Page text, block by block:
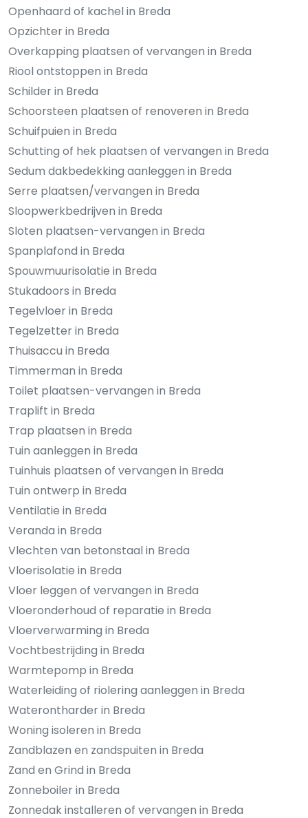
Openhaard of kachel in Breda
Opzichter in Breda
Overkapping plaatsen of vervangen in Breda
Riool ontstoppen in Breda
Schilder in Breda
Schoorsteen plaatsen of renoveren in Breda
Schuifpuien in Breda
Schutting of hek plaatsen of vervangen in Breda
Sedum dakbedekking aanleggen in Breda
Serre plaatsen/vervangen in Breda
Sloopwerkbedrijven in Breda
Sloten plaatsen-vervangen in Breda
Spanplafond in Breda
Spouwmuurisolatie in Breda
Stukadoors in Breda
Tegelvloer in Breda
Tegelzetter in Breda
Thuisaccu in Breda
Timmerman in Breda
Toilet plaatsen-vervangen in Breda
Traplift in Breda
Trap plaatsen in Breda
Tuin aanleggen in Breda
Tuinhuis plaatsen of vervangen in Breda
Tuin ontwerp in Breda
Ventilatie in Breda
Veranda in Breda
Vlechten van betonstaal in Breda
Vloerisolatie in Breda
Vloer leggen of vervangen in Breda
Vloeronderhoud of reparatie in Breda
Vloerverwarming in Breda
Vochtbestrijding in Breda
Warmtepomp in Breda
Waterleiding of riolering aanleggen in Breda
Waterontharder in Breda
Woning isoleren in Breda
Zandblazen en zandspuiten in Breda
Zand en Grind in Breda
Zonneboiler in Breda
Zonnedak installeren of vervangen in Breda